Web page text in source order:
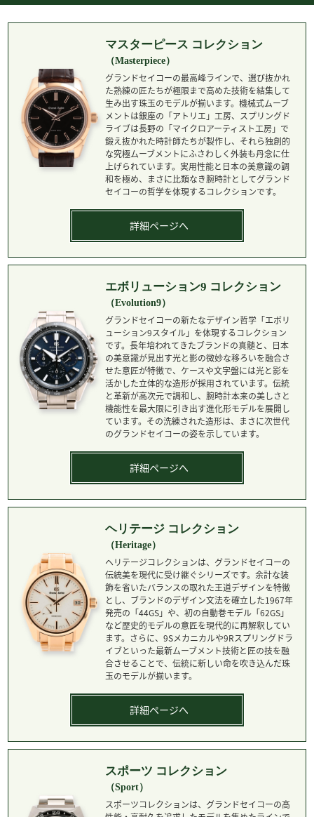
マスターピース コレクション
（Masterpiece）
グランドセイコーの最高峰ラインで、選び抜かれ
た熟練の匠たちが極限まで高めた技術を結集して
生み出す珠玉のモデルが揃います。機械式ムーブ
メントは銀座の「アトリエ」工房、スプリングド
ライブは長野の「マイクロアーティスト工房」で
鍛え抜かれた時計師たちが製作し、それら独創的
な究極ムーブメントにふさわしく外装も丹念に仕
上げられています。実用性能と日本の美意識の調
和を極め、まさに比類なき腕時計としてグランド
セイコーの哲学を体現するコレクションです。
詳細ページへ
エボリューション9 コレクション
（Evolution9）
グランドセイコーの新たなデザイン哲学「エボリ
ューション9スタイル」を体現するコレクション
です。長年培われてきたブランドの真髄と、日本
の美意識が見出す光と影の微妙な移ろいを融合さ
せた意匠が特徴で、ケースや文字盤には光と影を
活かした立体的な造形が採用されています。伝統
と革新が高次元で調和し、腕時計本来の美しさと
機能性を最大限に引き出す進化形モデルを展開し
ています。その洗練された造形は、まさに次世代
のグランドセイコーの姿を示しています。
詳細ページへ
ヘリテージ コレクション
（Heritage）
ヘリテージコレクションは、グランドセイコーの
伝統美を現代に受け継ぐシリーズです。余計な装
飾を省いたバランスの取れた王道デザインを特徴
とし、ブランドのデザイン文法を確立した1967年
発売の「44GS」や、初の自動巻モデル「62GS」
など歴史的モデルの意匠を現代的に再解釈してい
ます。さらに、9Sメカニカルや9Rスプリングドラ
イブといった最新ムーブメント技術と匠の技を融
合させることで、伝統に新しい命を吹き込んだ珠
玉のモデルが揃います。
詳細ページへ
スポーツ コレクション
（Sport）
スポーツコレクションは、グランドセイコーの高